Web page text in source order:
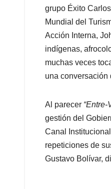
grupo Éxito
Mundial del
Acción Interna,
indígenas,
muchas veces
una conversación
Al parecer “Entre-
gestión del
Canal
repeticiones de
Gustavo Bolívar,